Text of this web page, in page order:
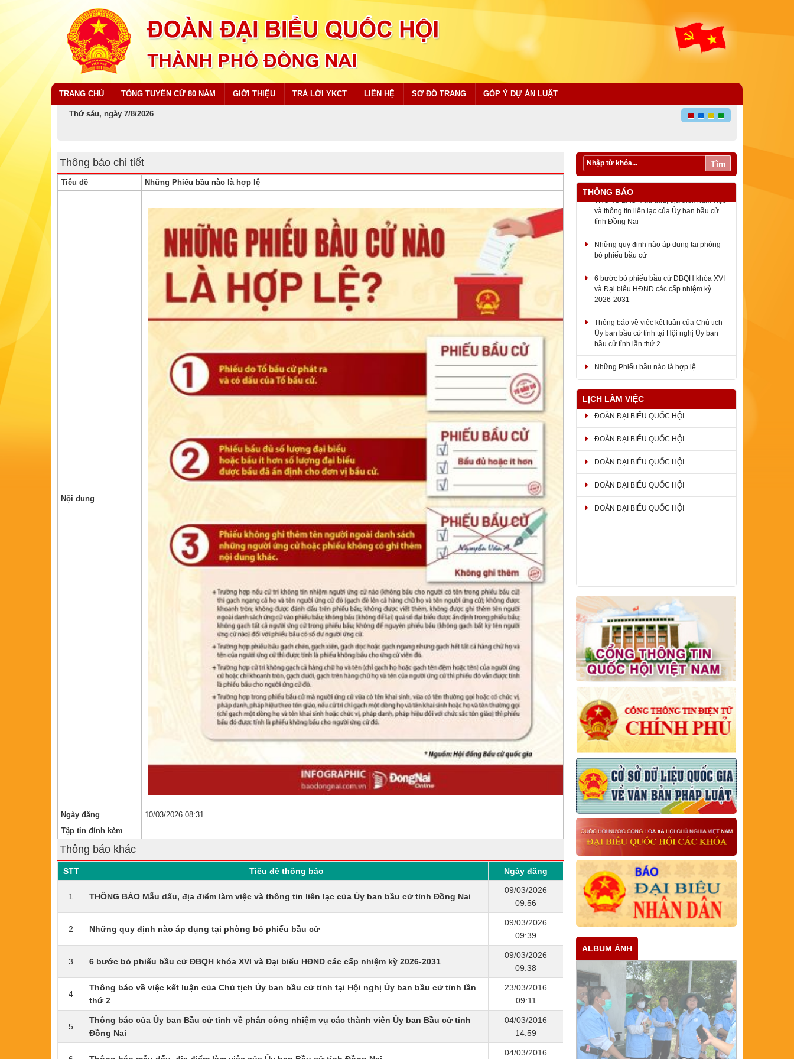
TRANG CHỦ TỔNG TUYỂN CỬ 80 NĂM GIỚI THIỆU TRẢ LỜI YKCT LIÊN HỆ SƠ ĐỒ TRANG GÓP Ý DỰ ÁN LUẬT
Thứ sáu, ngày 7/8/2026
Tìm
Thông báo chi tiết
Tiêu đề Những Phiếu bầu nào là hợp lệ
Nội dung
Ngày đăng
10/03/2026 08:31
Tập tin đính kèm
Thông báo khác
STT Tiêu đề thông báo Ngày đăng
1 THÔNG BÁO Mẫu dấu, địa điểm làm việc và thông tin liên lạc của Ủy ban bầu cử tỉnh Đồng Nai
09/03/2026
09:56
2 Những quy định nào áp dụng tại phòng bỏ phiếu bầu cử
09/03/2026
09:39
3 6 bước bỏ phiếu bầu cử ĐBQH khóa XVI và Đại biểu HĐND các cấp nhiệm kỳ 2026-2031
09/03/2026
09:38
4
Thông báo về việc kết luận của Chủ tịch Ủy ban bầu cử tỉnh tại Hội nghị Ủy ban bầu cử tỉnh lần
thứ 2
23/03/2016
09:11
5
Thông báo của Ủy ban Bầu cử tỉnh về phân công nhiệm vụ các thành viên Ủy ban Bầu cử tỉnh
Đồng Nai
04/03/2016
14:59
04/03/2016
THÔNG BÁO
THÔNG BÁO Mẫu dấu, địa điểm làm việc
và thông tin liên lạc của Ủy ban bầu cử
tỉnh Đồng Nai
bỏ phiếu bầu cử
và Đại biểu HĐND các cấp nhiệm kỳ
2026-2031
Ủy ban bầu cử tỉnh tại Hội nghị Ủy ban
bầu cử tỉnh lần thứ 2
LỊCH LÀM VIỆC
ĐOÀN ĐẠI BIỂU QUỐC HỘI
ĐOÀN ĐẠI BIỂU QUỐC HỘI
ĐOÀN ĐẠI BIỂU QUỐC HỘI
ĐOÀN ĐẠI BIỂU QUỐC HỘI
ĐOÀN ĐẠI BIỂU QUỐC HỘI
ALBUM ẢNH